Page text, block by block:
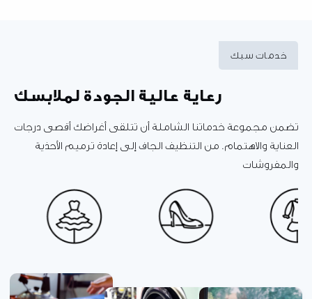
سبك
رعاية عالية الجودة لملابسك
مجموعة خدماتنا الشاملة أن تتلقى أغراضك أقصى درجات
والاهتمام. من التنظيف الجاف إلى إعادة ترميم الأحذية